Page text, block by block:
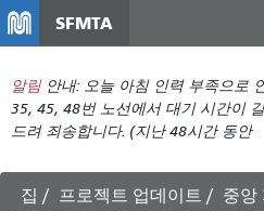
텐
츠
로
건
너
SFMTA
알림 안내: 오늘 아침 인력 부족으로
35, 45, 48번 노선에서 대기 시간이
드려 죄송합니다. (지난 48시간 동안
집 프로젝트 업데이트
중앙